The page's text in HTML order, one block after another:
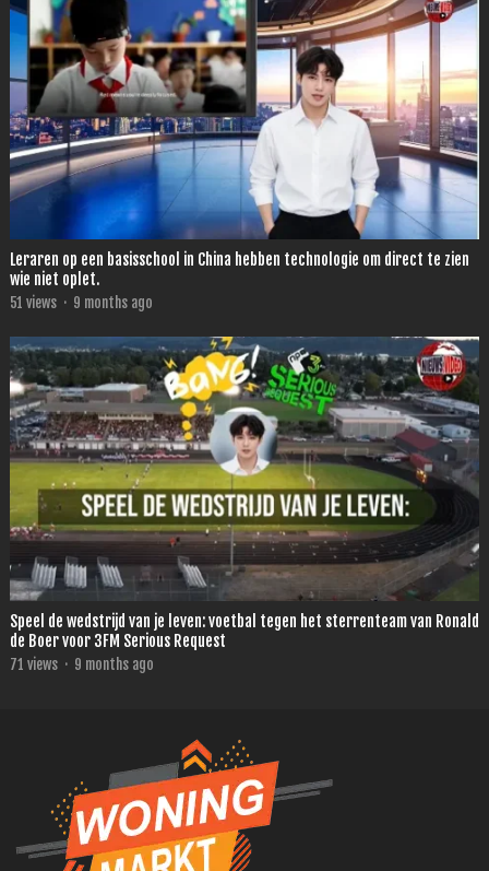
Leraren op een basisschool in China hebben technologie om direct te zien
wie niet oplet.
51 views · 9 months ago
Speel de wedstrijd van je leven: voetbal tegen het sterrenteam van Ronald
de Boer voor 3FM Serious Request
71 views · 9 months ago